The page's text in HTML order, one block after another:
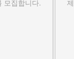
모집합니다.